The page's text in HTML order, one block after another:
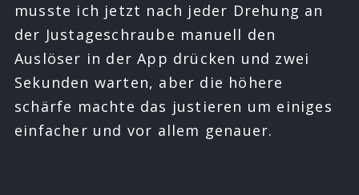
musste ich jetzt nach jeder Drehung an
der Justageschraube manuell den
Auslöser in der App drücken und zwei
Sekunden warten, aber die höhere
schärfe machte das justieren um einiges
einfacher und vor allem genauer.